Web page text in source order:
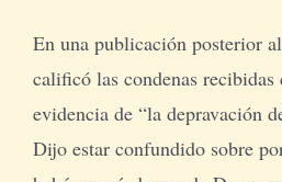
En una publicación posterior
calificó las condenas recibidas
evidencia de “la depravación
Dijo estar confundido sobre